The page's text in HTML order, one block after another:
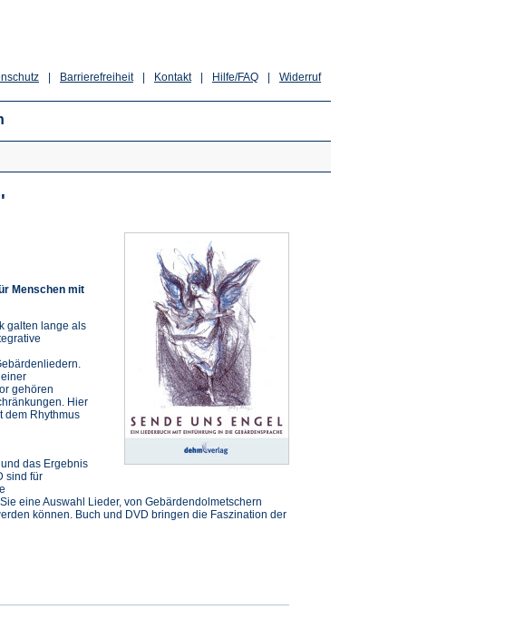
Widerruf
Hilfe/FAQ
Kontakt
Barrierefreiheit
Menschen mit
galten lange als
gehören
Hier
dem Rhythmus
das Ergebnis
sind für
eine Auswahl Lieder, von Gebärdendolmetschern
können. Buch und DVD bringen die Faszination der